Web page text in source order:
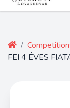
/
FEI 4 ÉVES